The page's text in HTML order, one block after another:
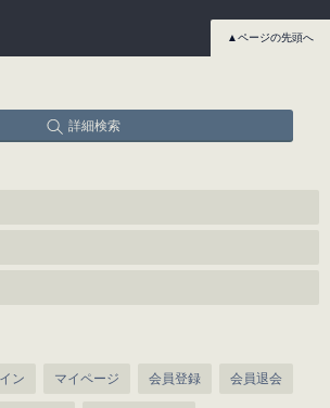
▲ページの先頭へ
詳細検索
ン マイページ 会員登録 会員退会